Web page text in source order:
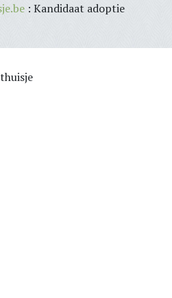
: Kandidaat adoptie